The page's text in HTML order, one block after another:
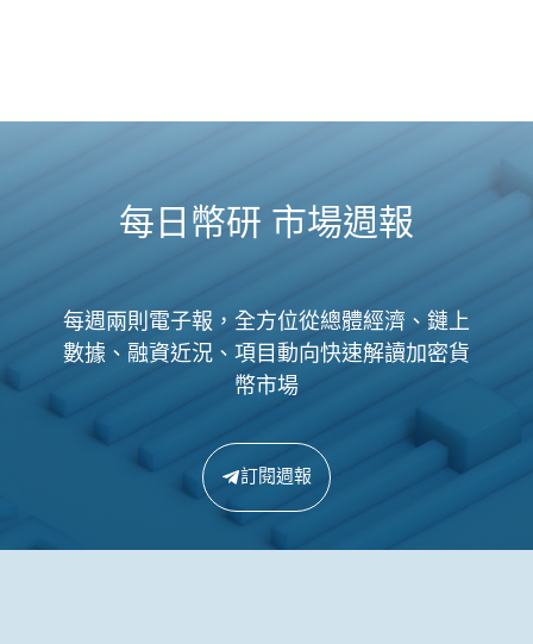
每日幣研 市場週報
每週兩則電子報，全方位從總體經濟、鏈上
數據、融資近況、項目動向快速解讀加密貨
幣市場
訂閱週報